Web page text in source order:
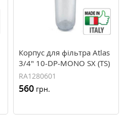
Корпус для фільтра Atlas
3/4" 10-DP-MONO SX (TS)
RA1280601
560 грн.